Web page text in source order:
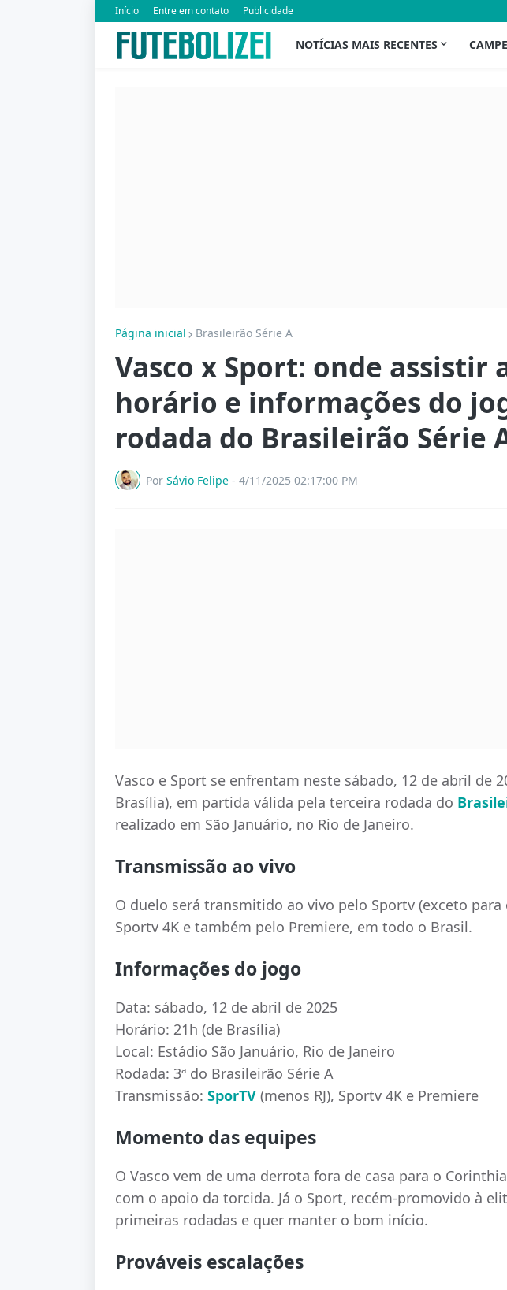
Início Entre em contato Publicidade
NOTÍCIAS MAIS RECENTES
Página inicial Brasileirão Série A
Vasco x Sport: onde assistir
horário e informações do
rodada do Brasileirão Série
Por Sávio Felipe - 4/11/2025 02:17:00 PM
Vasco e Sport se enfrentam neste sábado, 12 de abril de
Brasília), em partida válida pela terceira rodada do
realizado em São Januário, no Rio de Janeiro.
Transmissão ao vivo
O duelo será transmitido ao vivo pelo Sportv (exceto para
Sportv 4K e também pelo Premiere, em todo o Brasil.
Informações do jogo
Data: sábado, 12 de abril de 2025
Horário: 21h (de Brasília)
Local: Estádio São Januário, Rio de Janeiro
Rodada: 3ª do Brasileirão Série A
Transmissão: SporTV (menos RJ), Sportv 4K e Premiere
Momento das equipes
O Vasco vem de uma derrota fora de casa para o
com o apoio da torcida. Já o Sport, recém-promovido à
primeiras rodadas e quer manter o bom início.
Prováveis escalações